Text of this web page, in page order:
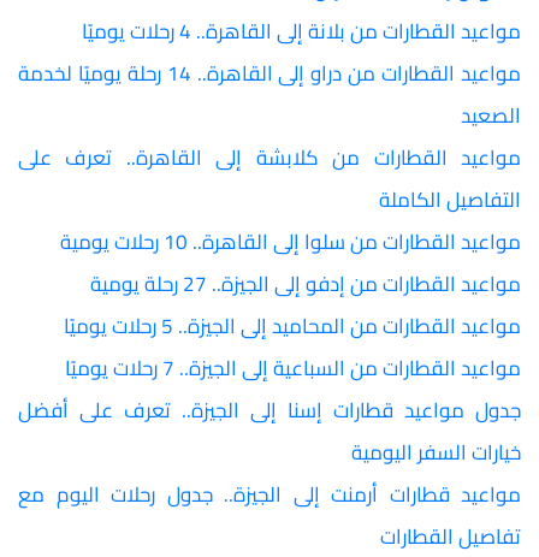
مواعيد القطارات من بلانة إلى القاهرة.. 4 رحلات يوميًا
مواعيد القطارات من دراو إلى القاهرة.. 14 رحلة يوميًا لخدمة
الصعيد
مواعيد القطارات من كلابشة إلى القاهرة.. تعرف على
التفاصيل الكاملة
مواعيد القطارات من سلوا إلى القاهرة.. 10 رحلات يومية
مواعيد القطارات من إدفو إلى الجيزة.. 27 رحلة يومية
مواعيد القطارات من المحاميد إلى الجيزة.. 5 رحلات يوميًا
مواعيد القطارات من السباعية إلى الجيزة.. 7 رحلات يوميًا
جدول مواعيد قطارات إسنا إلى الجيزة.. تعرف على أفضل
خيارات السفر اليومية
مواعيد قطارات أرمنت إلى الجيزة.. جدول رحلات اليوم مع
تفاصيل القطارات